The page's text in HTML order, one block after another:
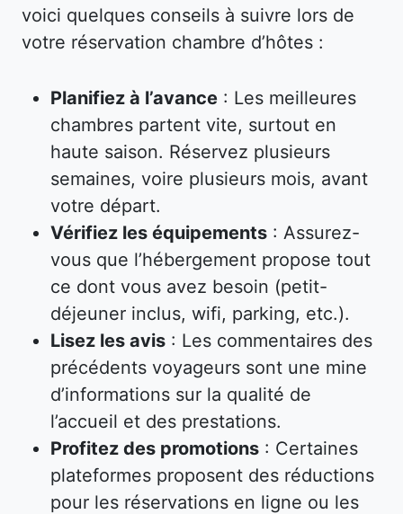
voici quelques conseils à suivre lors de
votre réservation chambre d’hôtes :
Planifiez à l’avance : Les meilleures
chambres partent vite, surtout en
haute saison. Réservez plusieurs
semaines, voire plusieurs mois, avant
votre départ.
Vérifiez les équipements : Assurez-
vous que l’hébergement propose tout
ce dont vous avez besoin (petit-
déjeuner inclus, wifi, parking, etc.).
Lisez les avis : Les commentaires des
précédents voyageurs sont une mine
d’informations sur la qualité de
l’accueil et des prestations.
Profitez des promotions : Certaines
plateformes proposent des réductions
pour les réservations en ligne ou les